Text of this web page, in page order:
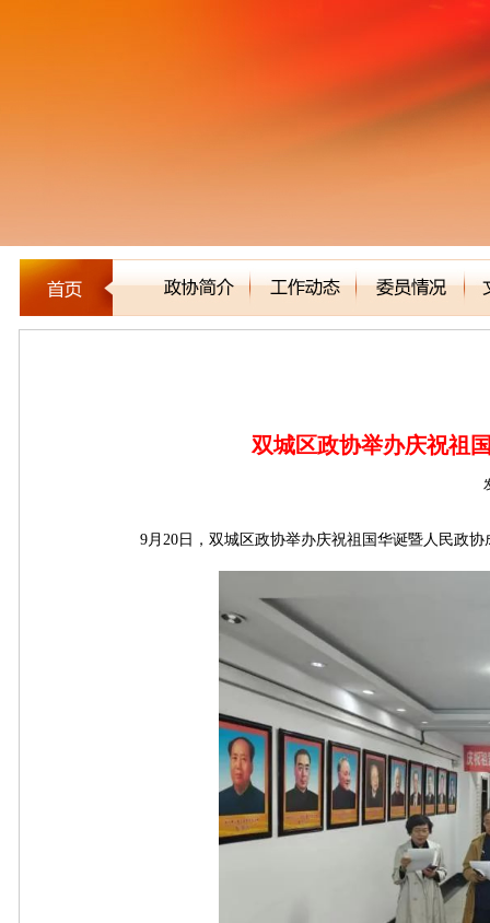
双城区政协举办庆祝祖
9月20日，双城区政协举办庆祝祖国华诞暨人民政协